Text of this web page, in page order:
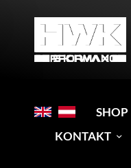
SHOP
KONTAKT